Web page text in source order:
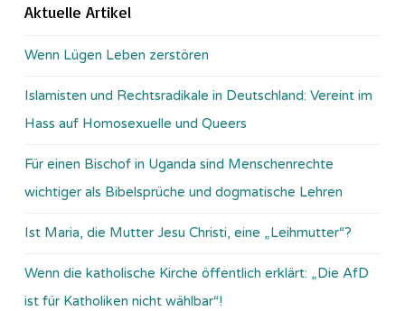
Aktuelle Artikel
Wenn Lügen Leben zerstören
Islamisten und Rechtsradikale in Deutschland: Vereint im
Hass auf Homosexuelle und Queers
Für einen Bischof in Uganda sind Menschenrechte
wichtiger als Bibelsprüche und dogmatische Lehren
Ist Maria, die Mutter Jesu Christi, eine „Leihmutter“?
Wenn die katholische Kirche öffentlich erklärt: „Die AfD
ist für Katholiken nicht wählbar“!